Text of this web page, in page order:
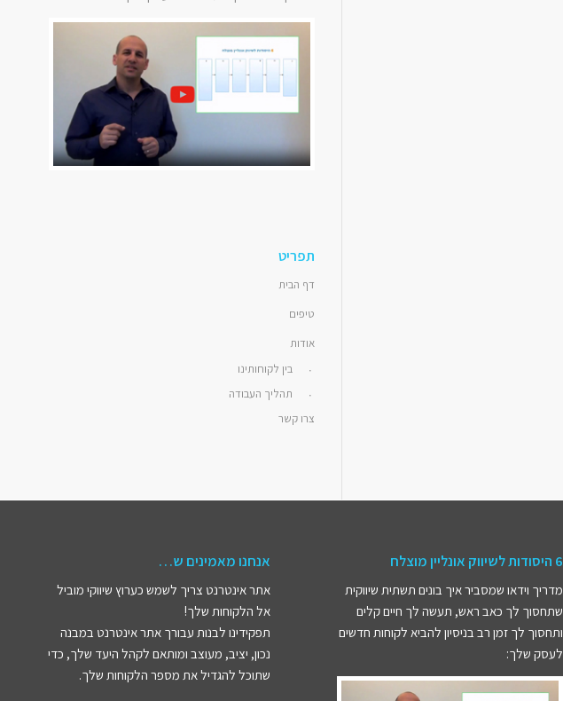
תפריט
דף הבית
טיפים
אודות
בין לקוחותינו
תהליך העבודה
צרו קשר
6 היסודות לשיווק אונליין מוצלח
מדריך וידאו שמסביר איך בונים תשתית שיווקית
שתחסוך לך כאב ראש, תעשה לך חיים קלים
ותחסוך לך זמן רב בניסיון להביא לקוחות חדשים
לעסק שלך:
אנחנו מאמינים ש…
אתר אינטרנט צריך לשמש כערוץ שיווקי מוביל
אל הלקוחות שלך!
תפקידינו לבנות עבורך אתר אינטרנט במבנה
נכון, יציב, מעוצב ומותאם לקהל היעד שלך, כדי
שתוכל להגדיל את מספר הלקוחות שלך.